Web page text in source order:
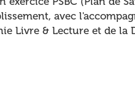
avec
Livre & Lecture et de la